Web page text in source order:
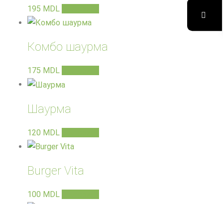
195 MDL
Комбо шаурма
175 MDL
Шаурма
120 MDL
Burger Vita
100 MDL